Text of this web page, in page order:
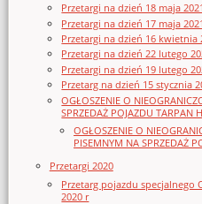
Przetargi na dzień 18 maja
Przetargi na dzień 17 maja
Przetargi na dzień 16 kwietnia
Przetargi na dzień 22 lutego
Przetargi na dzień 19 lutego
Przetarg na dzień 15 stycznia
OGŁOSZENIE O
SPRZEDAŻ POJAZDU TARPAN
OGŁOSZENIE O
PISEMNYM NA SPRZEDAŻ
Przetargi 2020
Przetarg pojazdu specjalnego
2020 r